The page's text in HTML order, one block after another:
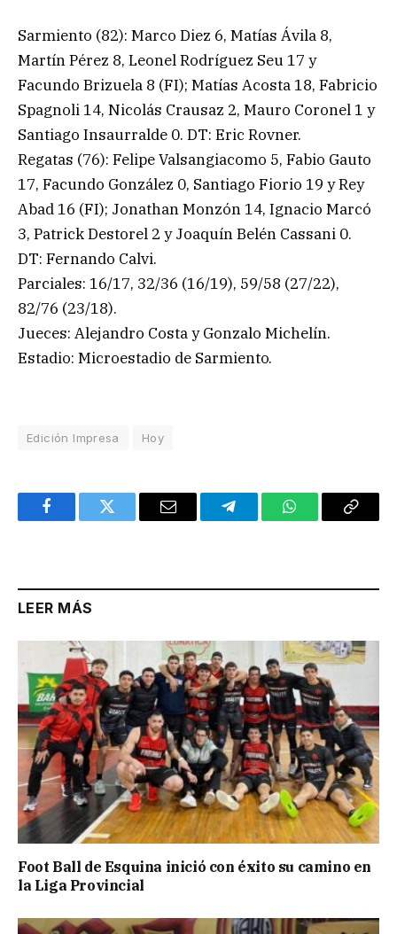
Sarmiento (82): Marco Diez 6, Matías Ávila 8,
Martín Pérez 8, Leonel Rodríguez Seu 17 y
Facundo Brizuela 8 (FI); Matías Acosta 18, Fabricio
Spagnoli 14, Nicolás Crausaz 2, Mauro Coronel 1 y
Santiago Insaurralde 0. DT: Eric Rovner.
Regatas (76): Felipe Valsangiacomo 5, Fabio Gauto
17, Facundo González 0, Santiago Fiorio 19 y Rey
Abad 16 (FI); Jonathan Monzón 14, Ignacio Marcó
3, Patrick Destorel 2 y Joaquín Belén Cassani 0.
DT: Fernando Calvi.
Parciales: 16/17, 32/36 (16/19), 59/58 (27/22),
82/76 (23/18).
Jueces: Alejandro Costa y Gonzalo Michelín.
Estadio: Microestadio de Sarmiento.
Edición Impresa Hoy
FacebookTwitter Email TelegramWhatsAppCopy
LEER MÁS
Foot Ball de Esquina inició con éxito su camino en
la Liga Provincial